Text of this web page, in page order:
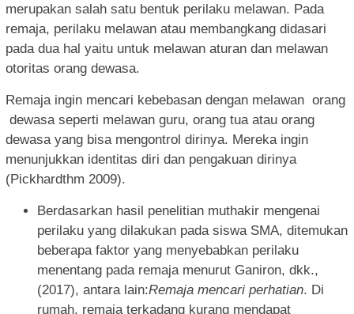
merupakan salah satu bentuk perilaku melawan. Pada
remaja, perilaku melawan atau membangkang didasari
pada dua hal yaitu untuk melawan aturan dan melawan
otoritas orang dewasa.
Remaja ingin mencari kebebasan dengan melawan orang
dewasa seperti melawan guru, orang tua atau orang
dewasa yang bisa mengontrol dirinya. Mereka ingin
menunjukkan identitas diri dan pengakuan dirinya
(Pickhardthm 2009).
Berdasarkan hasil penelitian muthakir mengenai
perilaku yang dilakukan pada siswa SMA, ditemukan
beberapa faktor yang menyebabkan perilaku
menentang pada remaja menurut Ganiron, dkk.,
(2017), antara lain:Remaja mencari perhatian. Di
rumah, remaja terkadang kurang mendapat